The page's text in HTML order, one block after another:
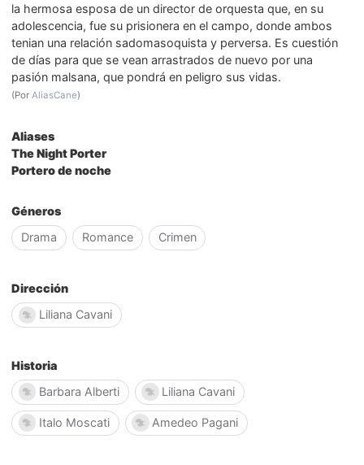
la hermosa esposa de un director de orquesta que, en su
adolescencia, fue su prisionera en el campo, donde ambos
tenian una relación sadomasoquista y perversa. Es cuestión
de días para que se vean arrastrados de nuevo por una
pasión malsana, que pondrá en peligro sus vidas.
(PorAliasCane)
Aliases
The Night Porter
Portero de noche
Géneros
Drama
Romance Crimen
Dirección
Liliana Cavani
Historia
Barbara Alberti
Liliana Cavani
Italo Moscati Amedeo Pagani